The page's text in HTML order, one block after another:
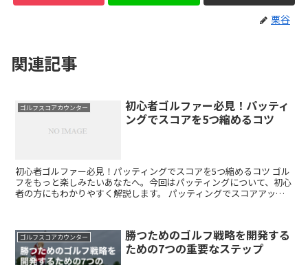
栗谷
関連記事
ゴルフスコアカウンター
初心者ゴルファー必見！パッティ
ングでスコアを5つ縮めるコツ
初心者ゴルファー必見！パッティングでスコアを5つ縮めるコツ ゴル
フをもっと楽しみたいあなたへ。今回はパッティングについて、初心
者の方にもわかりやすく解説します。 パッティングでスコアアップ
ゴルフスコアカウンター
勝つためのゴルフ戦略を開発する
ための7つの重要なステップ